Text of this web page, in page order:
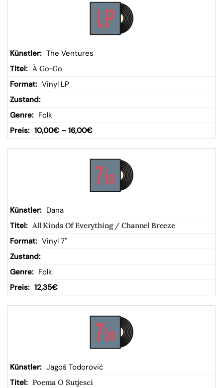
The Ventures
À Go-Go
Vinyl LP
Folk
10,00€ – 16,00€
Dana
All Kinds Of Everything / Channel Breeze
Vinyl 7"
Folk
12,35€
Jagoš Todorović
Poema O Sutjesci